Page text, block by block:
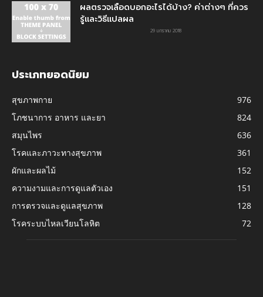
ผลตรวจเลือดบอกอะไรได้บ้าง? ค่าต่างๆ ที่ควร
รู้และวิธีแปลผล
29 มกราคม 2018
ประเภทยอดนิยม
สุขภาพกาย
976
โภชนาการ อาหาร และยา
824
สมุนไพร
636
โรคและภาวะทางสุขภาพ
361
ผักและผลไม้
152
ความงามและการดูแลตัวเอง
151
การตรวจและดูแลสุขภาพ
128
โรคระบบไหลเวียนโลหิต
72